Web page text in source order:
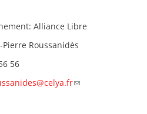
Alliance Libre
Pierre Roussanidès
56